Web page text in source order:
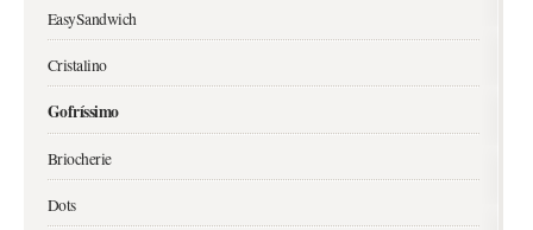
EasySandwich
Cristalino
Gofríssimo
Briocherie
Dots